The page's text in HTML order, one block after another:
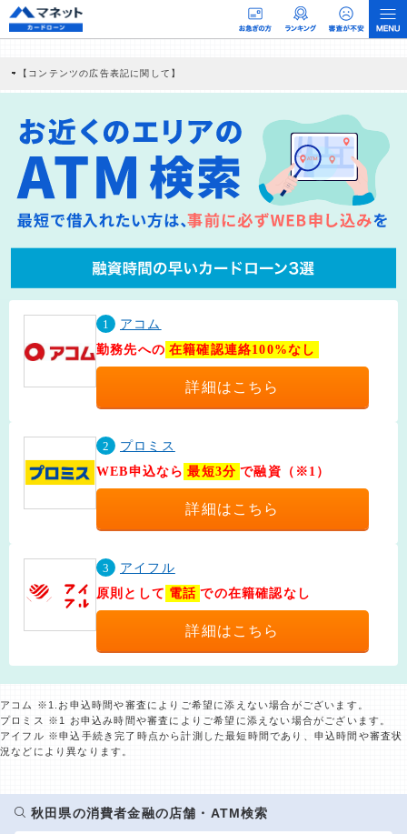
【コンテンツの広告表記に関して】
社に対して企業から紹介報酬が支払われるという収益モデルです。 ただし、特定の
商品を根拠なくPRするものではなく、当編集部の調査／ユーザーへの口コミ収集な
どに基づき、公平性を担保した情報提供を行っています。
>提携企業一覧
1
アコム
勤務先への 在籍確認連絡100%なし
詳細はこちら
2
プロミス
WEB申込なら 最短3分 で融資（※1）
詳細はこちら
3
アイフル
原則として 電話 での在籍確認なし
詳細はこちら
アコム ※1.お申込時間や審査によりご希望に添えない場合がございます。
プロミス ※1 お申込み時間や審査によりご希望に添えない場合がございます。
アイフル ※申込手続き完了時点から計測した最短時間であり、申込時間や審査状
況などにより異なります。
秋田県の消費者金融の店舗・ATM検索